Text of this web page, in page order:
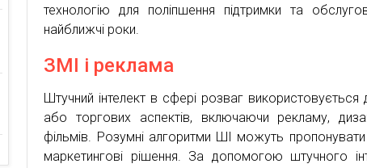
технологію для поліпшення підтримки та
найближчі роки.
ЗМІ і реклама
Штучний інтелект в сфері розваг використовується
або торгових аспектів, включаючи рекламу,
фільмів. Розумні алгоритми ШІ можуть
маркетингові рішення. За допомогою штучного